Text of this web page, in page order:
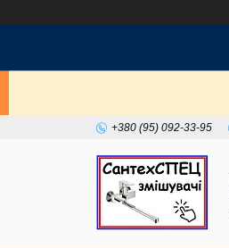
+380 (95) 092-33-95